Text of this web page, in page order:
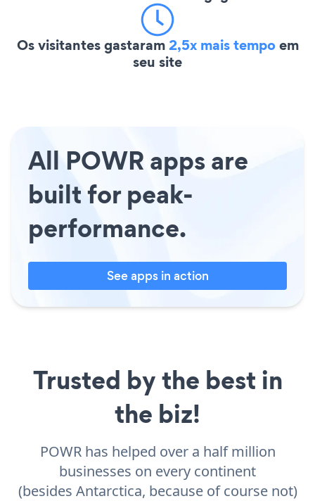
Os visitantes gastaram2,5x mais tempoem
seu site
All POWR apps are
built for peak-
performance.
See apps in action
Trusted by the best in
the biz!
POWR has helped over a half million
businesses on every continent
(besides Antarctica, because of course not)